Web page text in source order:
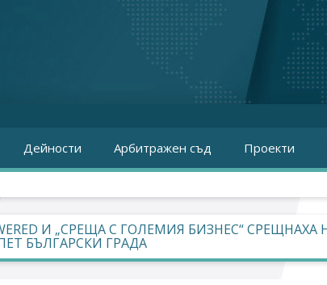
Дейности Арбитражен съд Проекти
И „СРЕЩА С ГОЛЕМИЯ БИЗНЕС“
БЪЛГАРСКИ ГРАДА